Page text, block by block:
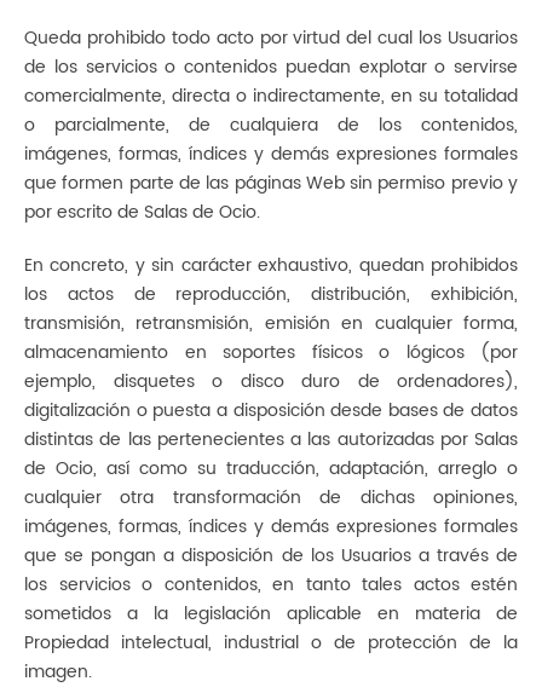
Queda prohibido todo acto por virtud del cual los Usuarios
de los servicios o contenidos puedan explotar o servirse
comercialmente, directa o indirectamente, en su totalidad
o parcialmente, de cualquiera de los contenidos,
imágenes, formas, índices y demás expresiones formales
que formen parte de las páginas Web sin permiso previo y
por escrito de Salas de Ocio.
En concreto, y sin carácter exhaustivo, quedan prohibidos
los actos de reproducción, distribución, exhibición,
transmisión, retransmisión, emisión en cualquier forma,
almacenamiento en soportes físicos o lógicos (por
ejemplo, disquetes o disco duro de ordenadores),
digitalización o puesta a disposición desde bases de datos
distintas de las pertenecientes a las autorizadas por Salas
de Ocio, así como su traducción, adaptación, arreglo o
cualquier otra transformación de dichas opiniones,
imágenes, formas, índices y demás expresiones formales
que se pongan a disposición de los Usuarios a través de
los servicios o contenidos, en tanto tales actos estén
sometidos a la legislación aplicable en materia de
Propiedad intelectual, industrial o de protección de la
imagen.